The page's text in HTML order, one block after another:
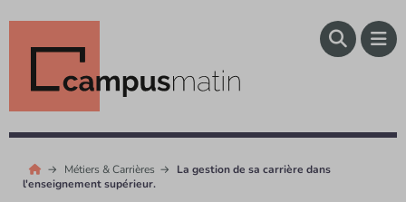
Métiers & Carrières
La gestion de sa carrière dans
l'enseignement supérieur.